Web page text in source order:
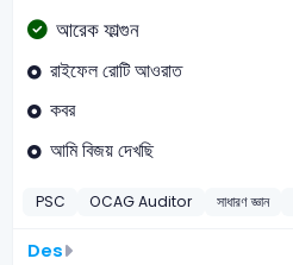
আরেক ফাল্গুন
রাইফেল রোটি আওরাত
কবর
আমি বিজয় দেখছি
PSC OCAG Auditor সাধারণ জ্ঞান
Des